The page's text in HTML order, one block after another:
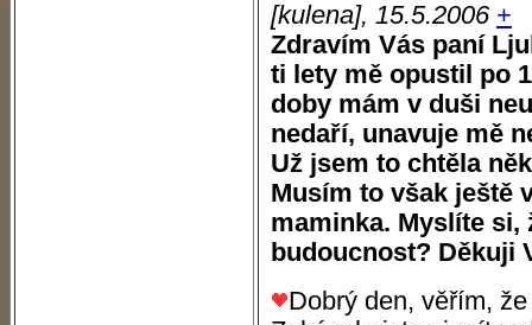
[kulena], 15.5.2006 +
Zdravím Vás paní
ti lety mě opustil po
doby mám v duši
nedaří, unavuje mě
Už jsem to chtěla
Musím to však ještě
maminka. Myslíte si,
budoucnost? Děkuji
Dobrý den, věřím,